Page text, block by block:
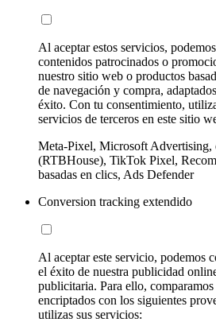
Al aceptar estos servicios,
contenidos patrocinados o
nuestro sitio web o productos
de navegación y compra,
éxito. Con tu consentimiento,
servicios de terceros en este sitio
Meta-Pixel, Microsoft Advertising,
(RTBHouse), TikTok Pixel,
basadas en clics, Ads Defender
Conversion tracking extendido
Al aceptar este servicio, podemos
el éxito de nuestra publicidad
publicitaria. Para ello, comparamos
encriptados con los siguientes
utilizas sus servicios: